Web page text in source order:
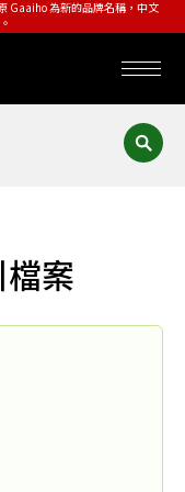
Gaaiho 為新的品牌名稱，中文
案